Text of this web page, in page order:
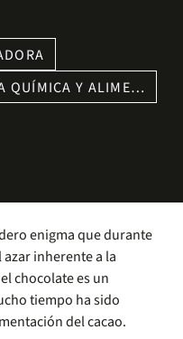
QUÍMICA Y ALIME…
enigma que durante
inherente a la
chocolate es un
tiempo ha sido
del cacao.